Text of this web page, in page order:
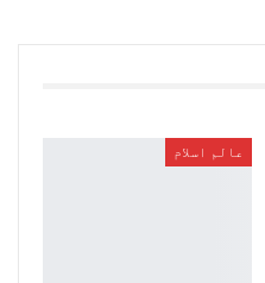
کرتے ہوئے ان باتوں کا خیال
عالم اسلام